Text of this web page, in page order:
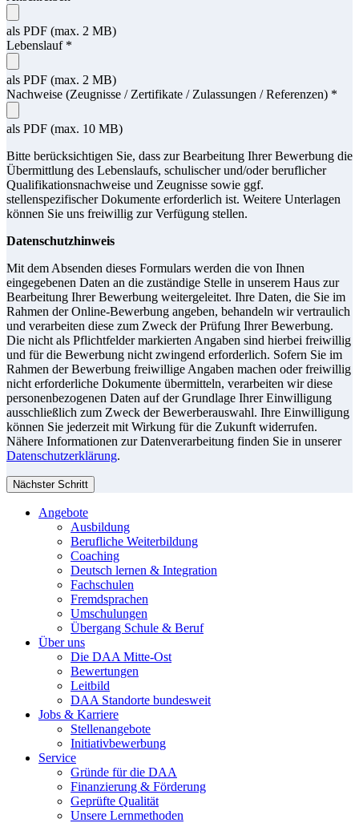
als PDF (max. 2 MB)
Lebenslauf *
als PDF (max. 2 MB)
Nachweise (Zeugnisse / Zertifikate / Zulassungen / Referenzen) *
als PDF (max. 10 MB)
Bitte berücksichtigen Sie, dass zur Bearbeitung Ihrer Bewerbung die
Übermittlung des Lebenslaufs, schulischer und/oder beruflicher
Qualifikationsnachweise und Zeugnisse sowie ggf.
stellenspezifischer Dokumente erforderlich ist. Weitere Unterlagen
können Sie uns freiwillig zur Verfügung stellen.
Datenschutzhinweis
Mit dem Absenden dieses Formulars werden die von Ihnen
eingegebenen Daten an die zuständige Stelle in unserem Haus zur
Bearbeitung Ihrer Bewerbung weitergeleitet. Ihre Daten, die Sie im
Rahmen der Online-Bewerbung angeben, behandeln wir vertraulich
und verarbeiten diese zum Zweck der Prüfung Ihrer Bewerbung.
Die nicht als Pflichtfelder markierten Angaben sind hierbei freiwillig
und für die Bewerbung nicht zwingend erforderlich. Sofern Sie im
Rahmen der Bewerbung freiwillige Angaben machen oder freiwillig
nicht erforderliche Dokumente übermitteln, verarbeiten wir diese
personenbezogenen Daten auf der Grundlage Ihrer Einwilligung
ausschließlich zum Zweck der Bewerberauswahl. Ihre Einwilligung
können Sie jederzeit mit Wirkung für die Zukunft widerrufen.
Nähere Informationen zur Datenverarbeitung finden Sie in unserer
Datenschutzerklärung.
Nächster Schritt
Angebote
Ausbildung
Berufliche Weiterbildung
Coaching
Deutsch lernen & Integration
Fachschulen
Fremdsprachen
Umschulungen
Übergang Schule & Beruf
Über uns
Die DAA Mitte-Ost
Bewertungen
Leitbild
DAA Standorte bundesweit
Jobs & Karriere
Stellenangebote
Initiativbewerbung
Service
Gründe für die DAA
Finanzierung & Förderung
Geprüfte Qualität
Unsere Lernmethoden